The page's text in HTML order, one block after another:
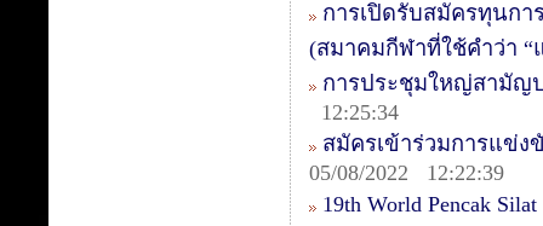
การเปิดรับสมัครทุนกา
(สมาคมกีฬาที่ใช้คำว่า “
การประชุมใหญ่สามัญป
12:25:34
สมัครเข้าร่วมการแข่ง
05/08/2022 12:22:39
19th World Pencak